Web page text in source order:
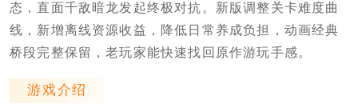
态，直面千敌暗龙发起终极对抗。新版调整关卡难度曲
线，新增离线资源收益，降低日常养成负担，动画经典
桥段完整保留，老玩家能快速找回原作游玩手感。
游戏介绍